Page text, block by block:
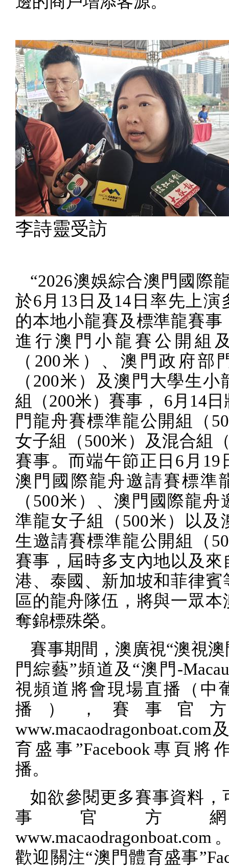
李詩靈受訪
“2026澳娛綜合澳門國際
於6 月 13 日及 14 日率先上演
的本地小龍賽及標準龍賽事
進行澳門小龍賽公開組
（ 200米）、澳門政府部
（ 200米）及澳門大學生小
組（200米）賽事， 6月 14
門龍舟賽標準龍公開組（
女子組（ 500米）及混合組
賽事。而端午節正日 6 月 19
澳門國際龍舟邀請賽標準
（ 500米）、澳門國際龍舟
準龍女子組（ 500米）以及
生邀請賽標準龍公開組（
賽事，屆時多支內地以及來
港、泰國、新加坡和菲律賓
區的龍舟隊伍，將與一眾本
奪錦標殊榮。
賽事期間，澳廣視“澳視澳
門綜藝”頻道及“澳門 -
視頻道將會現場直播（中
播），賽事官
www.macaodragonboat.com
育盛事”Facebook 專頁將
播。
如欲參閱更多賽事資料，
事官方
www.macaodragonboat.com
歡迎關注“澳門體育盛事”